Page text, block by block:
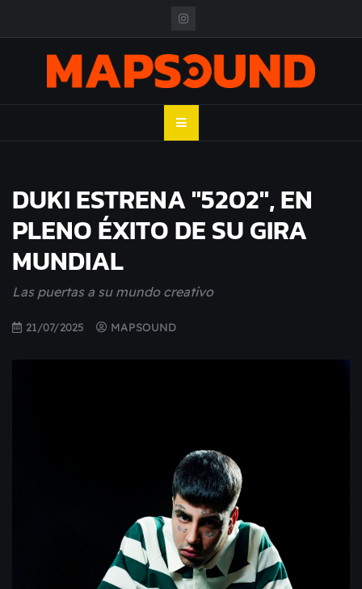
MAPSOUND
DUKI ESTRENA "5202", EN
PLENO ÉXITO DE SU GIRA
MUNDIAL
Las puertas a su mundo creativo
21/07/2025 MAPSOUND